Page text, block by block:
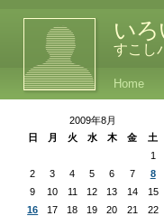
い
すこし
Home
2009年8月
日
月 火 水 木 金
土
1
2
3 4 5 6 7
8
9
10 11 12 13 14
15
16
17 18 19 20 21
22